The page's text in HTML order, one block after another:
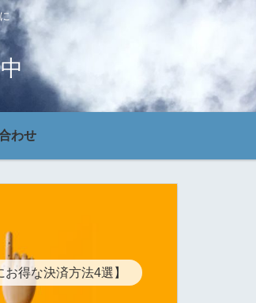
わせ
お得な決済方法4選】